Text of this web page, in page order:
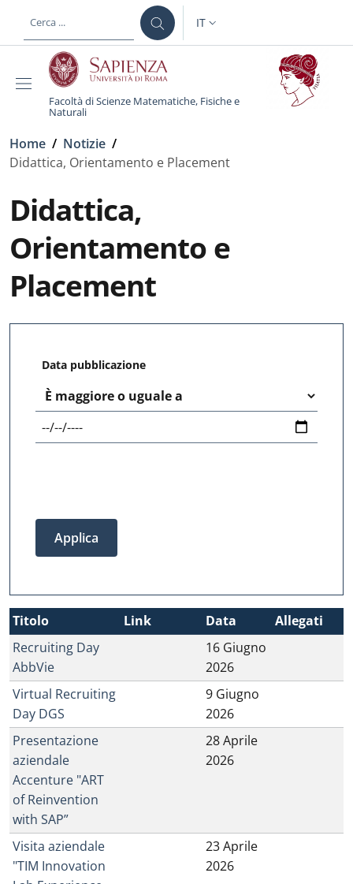
al contenuto principale
SELETTORE LINGUA:
IT
Facoltà di Scienze Matematiche, Fisiche e
Naturali
Briciole di pane
Home / Notizie /
Didattica, Orientamento e Placement
Didattica,
Orientamento e
Placement
Data pubblicazione
Operatore
Titolo Link Data
Allegati
Recruiting Day
AbbVie
16 Giugno
2026
Virtual Recruiting
Day DGS
9 Giugno
2026
Presentazione
aziendale
Accenture "ART
of Reinvention
with SAP”
28 Aprile
2026
Visita aziendale
"TIM Innovation
23 Aprile
2026